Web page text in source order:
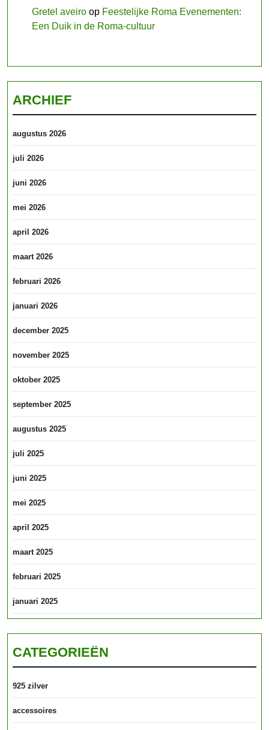
Gretel aveiro op Feestelijke Roma Evenementen:
Een Duik in de Roma-cultuur
ARCHIEF
augustus 2026
juli 2026
juni 2026
mei 2026
april 2026
maart 2026
februari 2026
januari 2026
december 2025
november 2025
oktober 2025
september 2025
augustus 2025
juli 2025
juni 2025
mei 2025
april 2025
maart 2025
februari 2025
januari 2025
CATEGORIEËN
925 zilver
accessoires